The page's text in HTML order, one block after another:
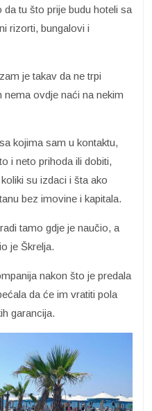
tu što prije budu hoteli sa
rizorti, bungalovi i
je takav da ne trpi
ovdje naći na nekim
kojima sam u kontaktu,
i neto prihoda ili dobiti,
su izdaci i šta ako
bez imovine i kapitala.
tamo gdje je naučio, a
je Škrelja.
nakon što je predala
da će im vratiti pola
garancija.